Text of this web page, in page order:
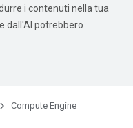
i contenuti nella tua
dall'AI potrebbero
Compute Engine